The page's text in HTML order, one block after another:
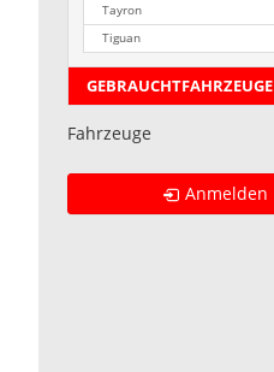
Tayron
Tiguan
GEBRAUCHTFAHRZEUGE
Fahrzeuge
Anmelden